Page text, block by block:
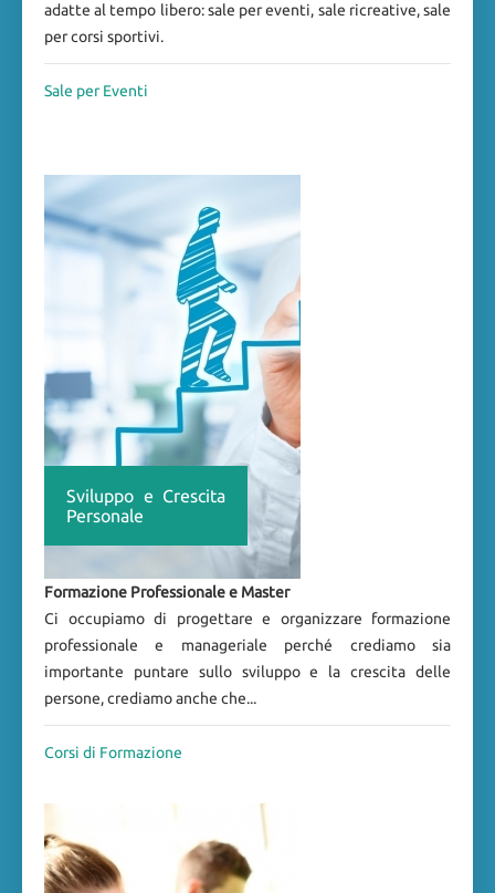
adatte al tempo libero: sale per eventi, sale ricreative, sale
per corsi sportivi.
Sale per Eventi
Sviluppo e Crescita
Personale
Formazione Professionale e Master
Ci occupiamo di progettare e organizzare formazione
professionale e manageriale perché crediamo sia
importante puntare sullo sviluppo e la crescita delle
persone, crediamo anche che...
Corsi di Formazione